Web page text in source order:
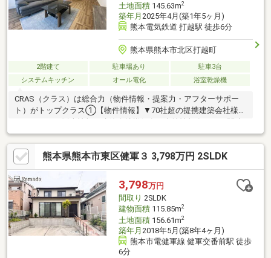
土地面積145.63m2
築年月 2025年4月(築1年5ヶ月)
熊本電気鉄道 打越駅 徒歩6分
熊本県熊本市北区打越町
2階建て 駐車場あり
駐車3台
システムキッチン
オール電化 浴室乾燥機
CRAS（クラス）は総合力（物件情報・提案力・アフターサポー
ト）がトップクラス①【物件情報】▼70社超の提携建築会社様モ
会社の新着・未公開物件情報②【提案力】▼住宅ローン金融機関
様の比較や住宅ローンの審査のコツも把握！▼後悔しないための
ライフプランシミュレーションFPへの家計の見直し相談も可能！
【アフターサポート】▼税金面等のアドバイス資金贈与（援助）
や住宅ローン控除のご案内やご相談もお任せ！▼お引渡し後のア
フターサポートお引渡し後のメンテナンス（リフォーム）、将来
的な売却・賃貸等の運用サポート！
熊本県熊本市東区健軍３ 3,798万円 2SLDK
3,798万円
間取り 2SLDK
建物面積115.85m2
土地面積156.61m2
築年月 2018年5月(築8年4ヶ月)
熊本市電健軍線 健軍交番前駅 徒歩
6分